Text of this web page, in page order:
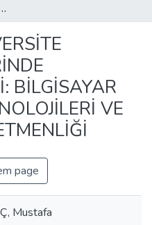
VE ÖĞRETİM TEKNOLOJİLERİ VE FEN BİLGİSİ ÖĞRETMENLİĞİ
BİLGİSAYAR
VE
page
Mustafa